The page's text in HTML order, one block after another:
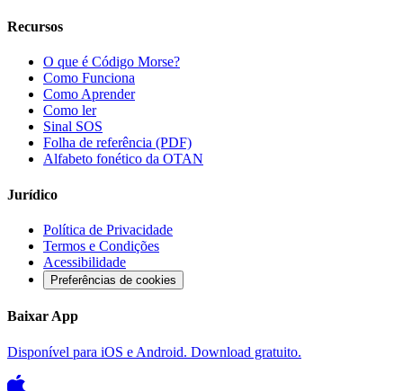
Recursos
O que é Código Morse?
Como Funciona
Como Aprender
Como ler
Sinal SOS
Folha de referência (PDF)
Alfabeto fonético da OTAN
Jurídico
Política de Privacidade
Termos e Condições
Acessibilidade
Preferências de cookies
Baixar App
Disponível para iOS e Android. Download gratuito.